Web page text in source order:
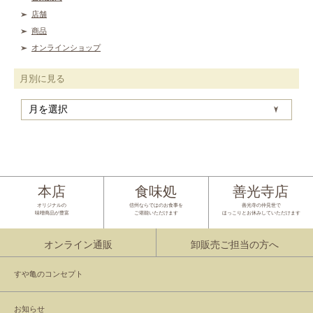
店舗
商品
オンラインショップ
月別に見る
本店
オリジナルの
味噌商品が豊富
食味処
信州ならではのお食事を
ご堪能いただけます
善光寺店
善光寺の仲見世で
ほっこりとお休みしていただけます
オンライン通販 卸販売ご担当の方へ
すや亀のコンセプト
お知らせ